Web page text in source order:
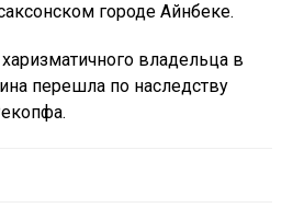
городе Айнбеке.
владельца в
перешла по наследству